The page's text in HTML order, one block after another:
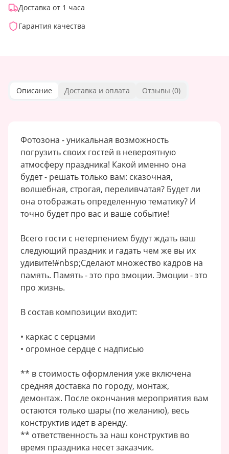
Доставка от 1 часа
Гарантия качества
Описание Доставка и оплата Отзывы (0)
Фотозона - уникальная возможность
погрузить своих гостей в невероятную
атмосферу праздника! Какой именно она
будет - решать только вам: сказочная,
волшебная, строгая, переливчатая? Будет ли
она отображать определенную тематику? И
точно будет про вас и ваше событие!
Всего гости с нетерпением будут ждать ваш
следующий праздник и гадать чем же вы их
удивите!#nbsp;Сделают множество кадров на
память. Память - это про эмоции. Эмоции - это
про жизнь.
В состав композиции входит:
• каркас с серцами
• огромное сердце с надписью
** в стоимость оформления уже включена
средняя доставка по городу, монтаж,
демонтаж. После окончания мероприятия вам
остаются только шары (по желанию), весь
конструктив идет в аренду.
** ответственность за наш конструктив во
время праздника несет заказчик.